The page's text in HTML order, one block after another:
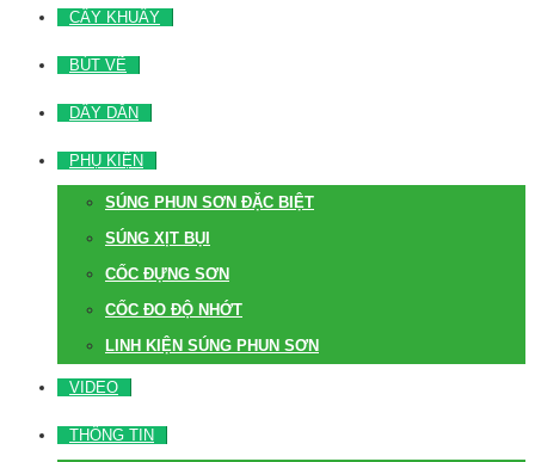
CÂY KHUẤY
BÚT VẼ
DÂY DẪN
PHỤ KIỆN
SÚNG PHUN SƠN ĐẶC BIỆT
SÚNG XỊT BỤI
CỐC ĐỰNG SƠN
CỐC ĐO ĐỘ NHỚT
LINH KIỆN SÚNG PHUN SƠN
VIDEO
THÔNG TIN